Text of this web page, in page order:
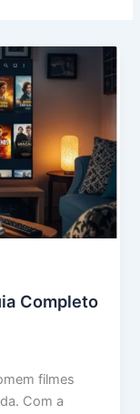
Completo
filmes
Com a